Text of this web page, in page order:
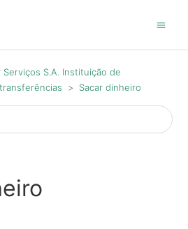
S.A. Instituição de
Sacar dinheiro